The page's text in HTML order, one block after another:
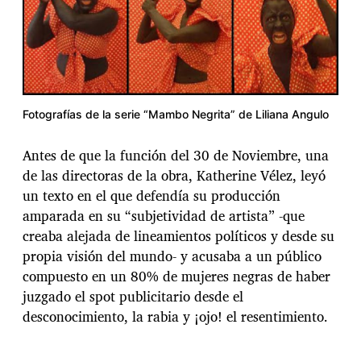
Fotografías de la serie “Mambo Negrita” de Liliana Angulo
Antes de que la función del 30 de Noviembre, una
de las directoras de la obra, Katherine Vélez, leyó
un texto en el que defendía su producción
amparada en su “subjetividad de artista” -que
creaba alejada de lineamientos políticos y desde su
propia visión del mundo- y acusaba a un público
compuesto en un 80% de mujeres negras de haber
juzgado el spot publicitario desde el
desconocimiento, la rabia y ¡ojo! el resentimiento.